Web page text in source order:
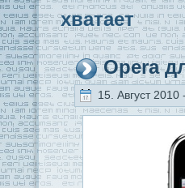
xватaет
Opera
15. Август 2010